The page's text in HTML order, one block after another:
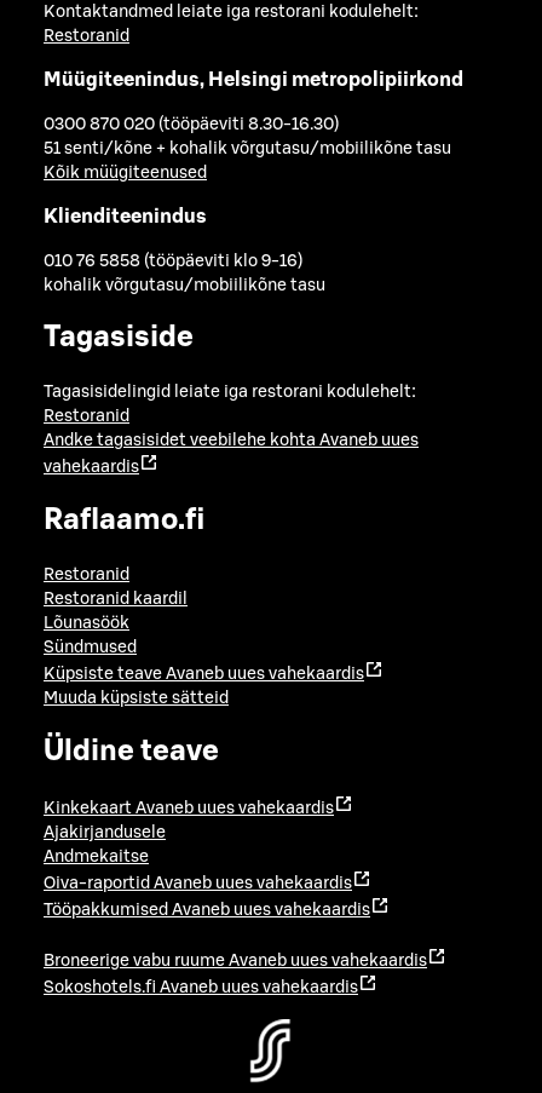
Kontaktandmed leiate iga restorani kodulehelt:
Restoranid
Müügiteenindus, Helsingi metropolipiirkond
0300 870 020 (tööpäeviti 8.30-16.30)
51 senti/kõne + kohalik võrgutasu/mobiilikõne tasu
Kõik müügiteenused
Klienditeenindus
010 76 5858 (tööpäeviti klo 9-16)
kohalik võrgutasu/mobiilikõne tasu
Tagasiside
Tagasisidelingid leiate iga restorani kodulehelt:
Restoranid
Andke tagasisidet veebilehe kohta Avaneb uues
vahekaardis
Raflaamo.fi
Restoranid
Restoranid kaardil
Lõunasöök
Sündmused
Küpsiste teave Avaneb uues vahekaardis
Muuda küpsiste sätteid
Üldine teave
Kinkekaart Avaneb uues vahekaardis
Ajakirjandusele
Andmekaitse
Oiva-raportid Avaneb uues vahekaardis
Tööpakkumised Avaneb uues vahekaardis
Broneerige vabu ruume Avaneb uues vahekaardis
Sokoshotels.fi Avaneb uues vahekaardis